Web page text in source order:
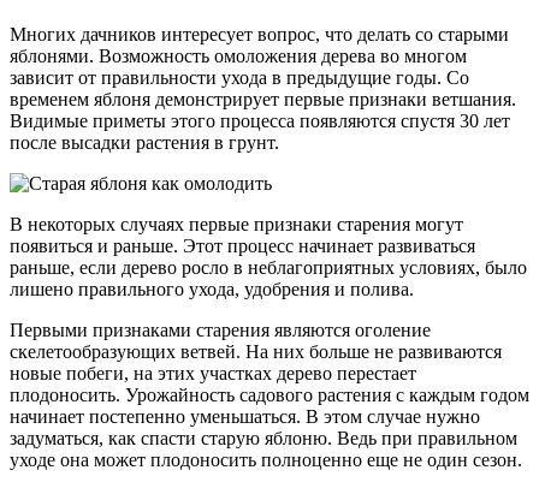
Многих дачников интересует вопрос, что делать со старыми
яблонями. Возможность омоложения дерева во многом
зависит от правильности ухода в предыдущие годы. Со
временем яблоня демонстрирует первые признаки ветшания.
Видимые приметы этого процесса появляются спустя 30 лет
после высадки растения в грунт.
В некоторых случаях первые признаки старения могут
появиться и раньше. Этот процесс начинает развиваться
раньше, если дерево росло в неблагоприятных условиях, было
лишено правильного ухода, удобрения и полива.
Первыми признаками старения являются оголение
скелетообразующих ветвей. На них больше не развиваются
новые побеги, на этих участках дерево перестает
плодоносить. Урожайность садового растения с каждым годом
начинает постепенно уменьшаться. В этом случае нужно
задуматься, как спасти старую яблоню. Ведь при правильном
уходе она может плодоносить полноценно еще не один сезон.